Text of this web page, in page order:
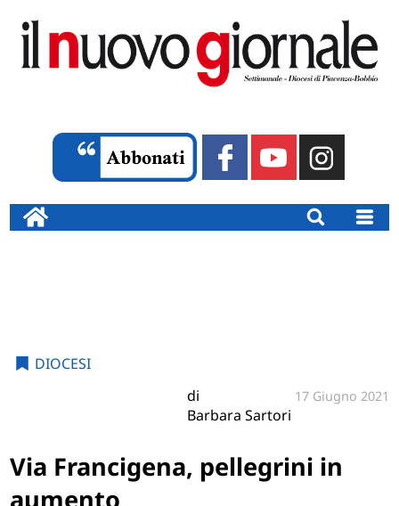
DIOCESI
di
Barbara Sartori
17 Giugno 2021
Via Francigena, pellegrini in
aumento